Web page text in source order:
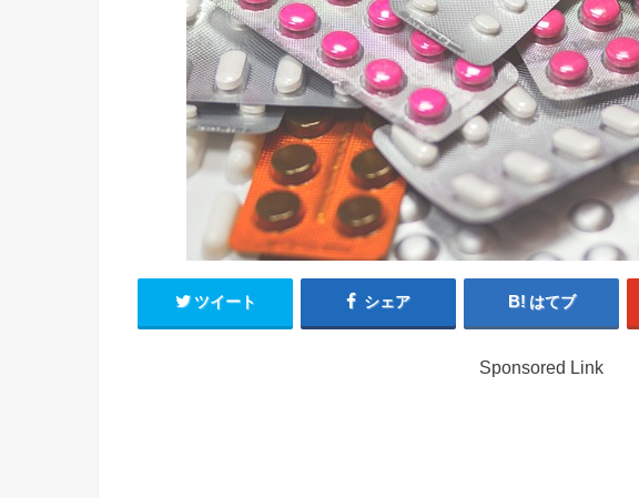
ツイート シェア はてブ
Sponsored Link